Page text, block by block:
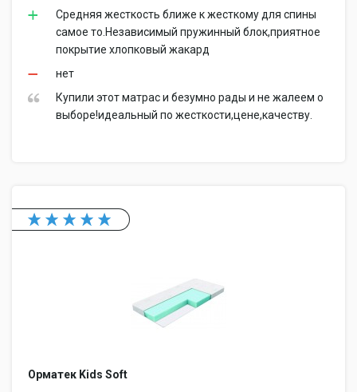
Средняя жесткость ближе к жесткому для спины
самое то.Независимый пружинный блок,приятное
покрытие хлопковый жакард
нет
Купили этот матрас и безумно рады и не жалеем о
выборе!идеальный по жесткости,цене,качеству.
Орматек Kids Soft